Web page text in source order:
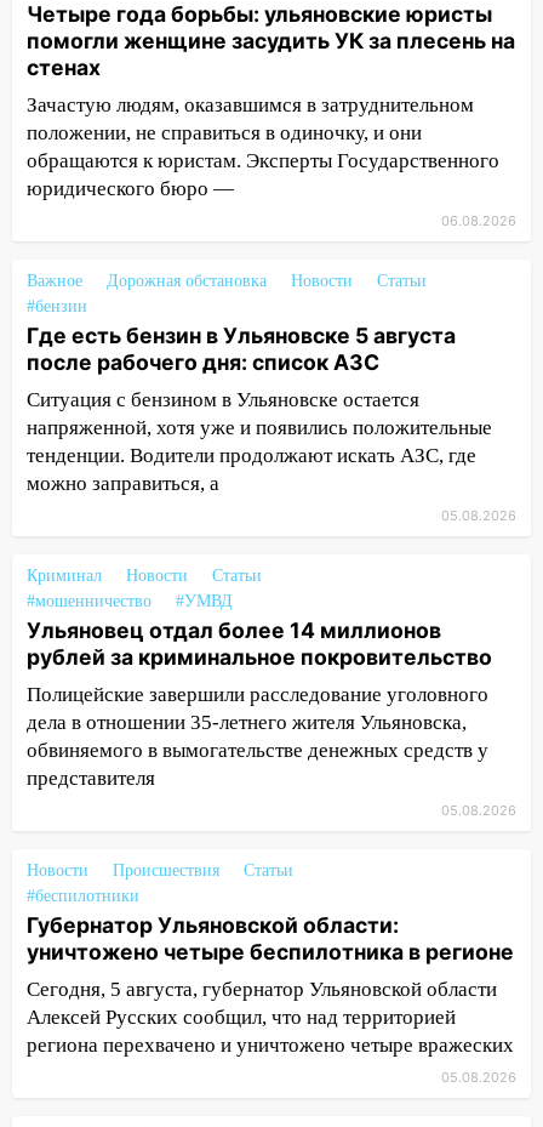
18:20 В Ульяновской области до конца
года благоустроят 20 родников
17:27 В Ульяновской области 114 детей-
сирот получили жильё с начала года
16:43 Дорожный сезон перевалил за
экватор: в Ульяновской области
обновили половину региональных трасс
16:31
В Ульяновской области
капитально отремонтируют 101
многоквартирный дом
16:30 Прогноз погоды в Ульяновской
области на 5 августа
16:20 В Сурском районе сёла оказались
не защищены от лесных пожаров
Пуля пробила окно квартиры на
16:10
Прокуратура потребовала
усилить борьбу со свалками в
Инзенском районе
16:06
Симбирской епархии
15:45 Жителям села Тагай больше не
придётся ездить в райцентр ради сдачи
улице Льва Толстого в Старой Майне
восстановили освещение
15:23 За неделю ульяновские спасатели
спасли восемь человек
14:40 Житель Димитровграда поверил в
«посылку от дочери» и лишился более 3
Четыре года борьбы: ульяновские юристы
помогли женщине засудить УК за плесень на
стенах
Зачастую людям, оказавшимся в затруднительном
положении, не справиться в одиночку, и они
обращаются к юристам. Эксперты Государственного
юридического бюро —
06.08.2026
Важное Дорожная обстановка Новости
Статьи
#бензин
Где есть бензин в Ульяновске 5 августа
после рабочего дня: список АЗС
Ситуация с бензином в Ульяновске остается
напряженной, хотя уже и появились положительные
тенденции. Водители продолжают искать АЗС, где
можно заправиться, а
05.08.2026
Криминал Новости
Статьи
#мошенничество
#УМВД
Ульяновец отдал более 14 миллионов
рублей за криминальное покровительство
Полицейские завершили расследование уголовного
дела в отношении 35-летнего жителя Ульяновска,
обвиняемого в вымогательстве денежных средств у
представителя
05.08.2026
Новости Происшествия
Статьи
#беспилотники
Губернатор Ульяновской области:
уничтожено четыре беспилотника в регионе
Сегодня, 5 августа, губернатор Ульяновской области
Алексей Русских сообщил, что над территорией
региона перехвачено и уничтожено четыре вражеских
05.08.2026